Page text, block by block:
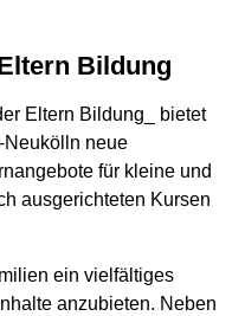
Bildung
Eltern Bildung_ bietet
Neukölln neue
für kleine und
ausgerichteten Kursen
ein vielfältiges
anzubieten. Neben